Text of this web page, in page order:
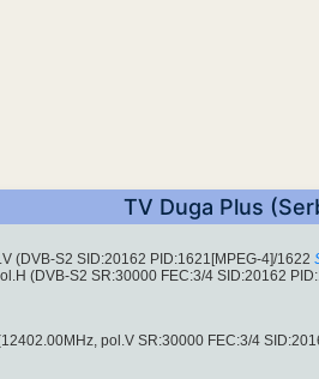
TV Duga Plus
(DVB-S2 SID:20162 PID:1621[MPEG-4]/1622
(DVB-S2 SR:30000 FEC:3/4 SID:20162
pol.V SR:30000 FEC:3/4